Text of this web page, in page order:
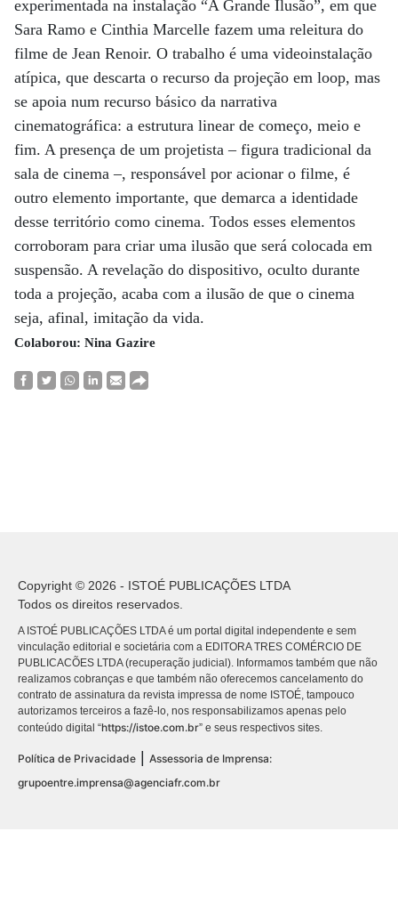
experimentada na instalação “A Grande Ilusão”, em que
Sara Ramo e Cinthia Marcelle fazem uma releitura do
filme de Jean Renoir. O trabalho é uma videoinstalação
atípica, que descarta o recurso da projeção em loop, mas
se apoia num recurso básico da narrativa
cinematográfica: a estrutura linear de começo, meio e
fim. A presença de um projetista – figura tradicional da
sala de cinema –, responsável por acionar o filme, é
outro elemento importante, que demarca a identidade
desse território como cinema. Todos esses elementos
corroboram para criar uma ilusão que será colocada em
suspensão. A revelação do dispositivo, oculto durante
toda a projeção, acaba com a ilusão de que o cinema
seja, afinal, imitação da vida.
Colaborou: Nina Gazire
Copyright © 2026 - ISTOÉ PUBLICAÇÕES LTDA
Todos os direitos reservados.
A ISTOÉ PUBLICAÇÕES LTDA é um portal digital independente e sem
vinculação editorial e societária com a EDITORA TRES COMÉRCIO DE
PUBLICACÕES LTDA (recuperação judicial). Informamos também que não
realizamos cobranças e que também não oferecemos cancelamento do
contrato de assinatura da revista impressa de nome ISTOÉ, tampouco
autorizamos terceiros a fazê-lo, nos responsabilizamos apenas pelo
conteúdo digital “https://istoe.com.br” e seus respectivos sites.
Política de Privacidade | Assessoria de Imprensa:
grupoentre.imprensa@agenciafr.com.br